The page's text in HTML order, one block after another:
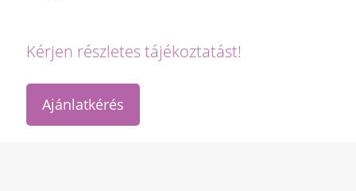
Kérjen részletes tájékoztatást!
Ajánlatkérés